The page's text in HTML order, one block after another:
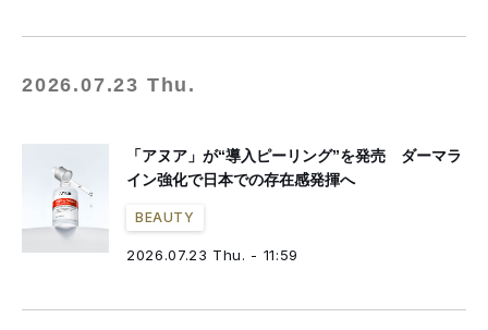
2026.07.23 Thu.
「アヌア」が“導入ピーリング”を発売 ダーマラ
イン強化で日本での存在感発揮へ
BEAUTY
2026.07.23 Thu. - 11:59